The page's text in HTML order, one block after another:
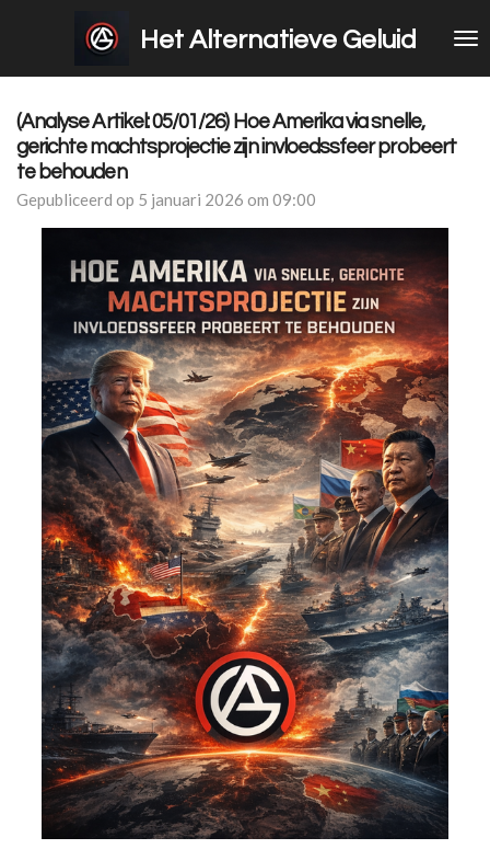
hoofdinhoud
Het Alternatieve Geluid
(Analyse Artikel: 05/01/26) Hoe Amerika via snelle,
gerichte machtsprojectie zijn invloedssfeer probeert
te behouden
Gepubliceerd op 5 januari 2026 om 09:00